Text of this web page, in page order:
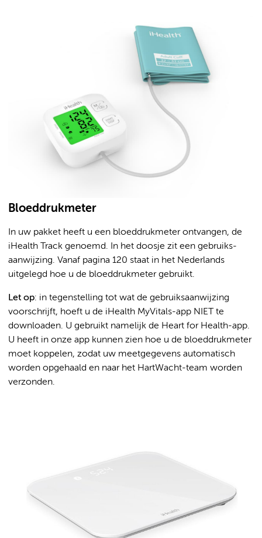
Bloeddrukmeter
In uw pakket heeft u een bloeddrukmeter ontvangen, de
iHealth Track genoemd. In het doosje zit een gebruiks-
aanwijzing. Vanaf pagina 120 staat in het Nederlands
uitgelegd hoe u de bloeddrukmeter gebruikt.
Let op: in tegenstelling tot wat de gebruiksaanwijzing
voorschrijft, hoeft u de iHealth MyVitals-app NIET te
downloaden. U gebruikt namelijk de Heart for Health-app.
U heeft in onze app kunnen zien hoe u de bloeddrukmeter
moet koppelen, zodat uw meetgegevens automatisch
worden opgehaald en naar het HartWacht-team worden
verzonden.